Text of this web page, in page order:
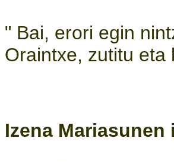
" Bai, erori egin
Oraintxe, zutitu eta
Izena Mariasunen